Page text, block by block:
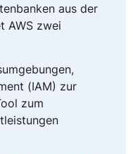
aus der
AWS zwei
(IAM) zur
zum